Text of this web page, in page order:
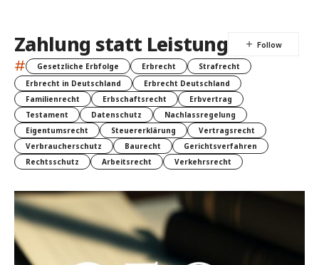
Zahlung statt Leistung
# Gesetzliche Erbfolge Erbrecht
Strafrecht
Erbrecht in Deutschland
Erbrecht Deutschland
Familienrecht
Erbschaftsrecht
Erbvertrag
Testament
Datenschutz
Nachlassregelung
Eigentumsrecht
Steuererklärung
Vertragsrecht
Verbraucherschutz
Baurecht
Gerichtsverfahren
Rechtsschutz
Arbeitsrecht Verkehrsrecht